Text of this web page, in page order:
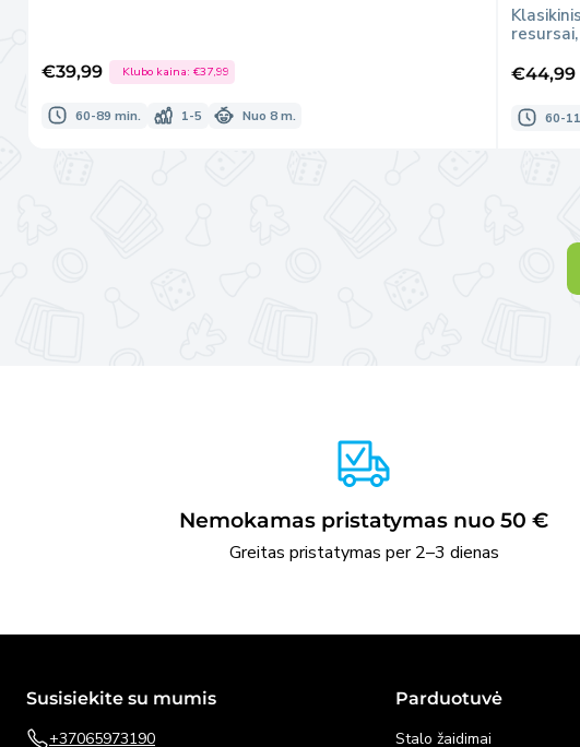
Išpardavimo
kaina
€39,99 Klubo kaina:€37,99
60-89 min. 1-5 Nuo 8 m.
kaina
€44,99
60-
Nemokamas pristatymas nuo 50 €
Greitas pristatymas per 2–3 dienas
Susisiekite su mumis
+37065973190
Parduotuvė
Stalo žaidimai